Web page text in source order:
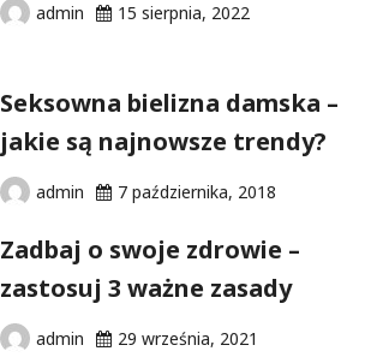
admin 15 sierpnia, 2022
Seksowna bielizna damska –
jakie są najnowsze trendy?
admin 7 października, 2018
Zadbaj o swoje zdrowie –
zastosuj 3 ważne zasady
admin 29 września, 2021